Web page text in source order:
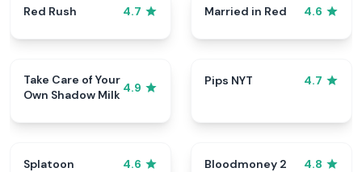
Red Rush 4.7 Married in Red 4.6
Take Care of Your
Own Shadow Milk 4.9
Pips NYT 4.7
Splatoon 4.6 Bloodmoney 2 4.8